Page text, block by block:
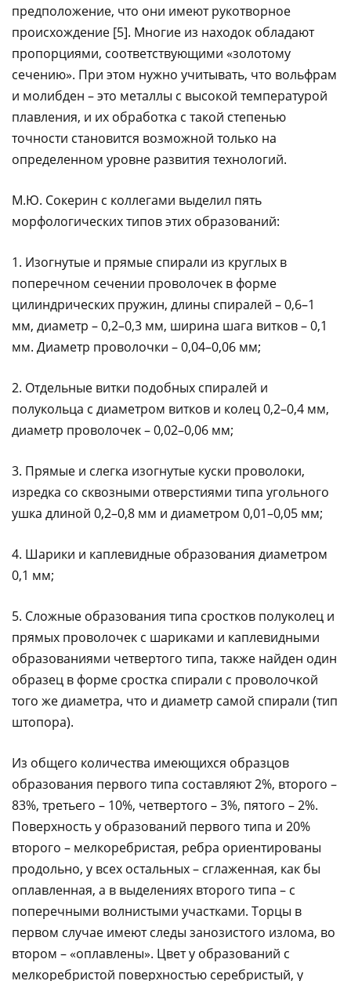
предположение, что они имеют рукотворное
происхождение [5]. Многие из находок обладают
пропорциями, соответствующими «золотому
сечению». При этом нужно учитывать, что вольфрам
и молибден – это металлы с высокой температурой
плавления, и их обработка с такой степенью
точности становится возможной только на
определенном уровне развития технологий.
М.Ю. Сокерин с коллегами выделил пять
морфологических типов этих образований:
1. Изогнутые и прямые спирали из круглых в
поперечном сечении проволочек в форме
цилиндрических пружин, длины спиралей – 0,6–1
мм, диаметр – 0,2–0,3 мм, ширина шага витков – 0,1
мм. Диаметр проволочки – 0,04–0,06 мм;
2. Отдельные витки подобных спиралей и
полукольца с диаметром витков и колец 0,2–0,4 мм,
диаметр проволочек – 0,02–0,06 мм;
3. Прямые и слегка изогнутые куски проволоки,
изредка со сквозными отверстиями типа угольного
ушка длиной 0,2–0,8 мм и диаметром 0,01–0,05 мм;
4. Шарики и каплевидные образования диаметром
0,1 мм;
5. Сложные образования типа сростков полуколец и
прямых проволочек с шариками и каплевидными
образованиями четвертого типа, также найден один
образец в форме сростка спирали с проволочкой
того же диаметра, что и диаметр самой спирали (тип
штопора).
Из общего количества имеющихся образцов
образования первого типа составляют 2%, второго –
83%, третьего – 10%, четвертого – 3%, пятого – 2%.
Поверхность у образований первого типа и 20%
второго – мелкоребристая, ребра ориентированы
продольно, у всех остальных – сглаженная, как бы
оплавленная, а в выделениях второго типа – с
поперечными волнистыми участками. Торцы в
первом случае имеют следы занозистого излома, во
втором – «оплавлены». Цвет у образований с
мелкоребристой поверхностью серебристый, у